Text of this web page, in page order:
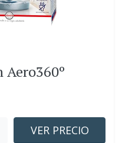
Aero360º
VER PRECIO